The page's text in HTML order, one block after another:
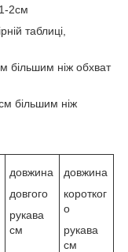
2см
таблиці,
більшим ніж обхват
більшим ніж
довжина
довгого
рукава
см
довжина
коротког
о
рукава
см